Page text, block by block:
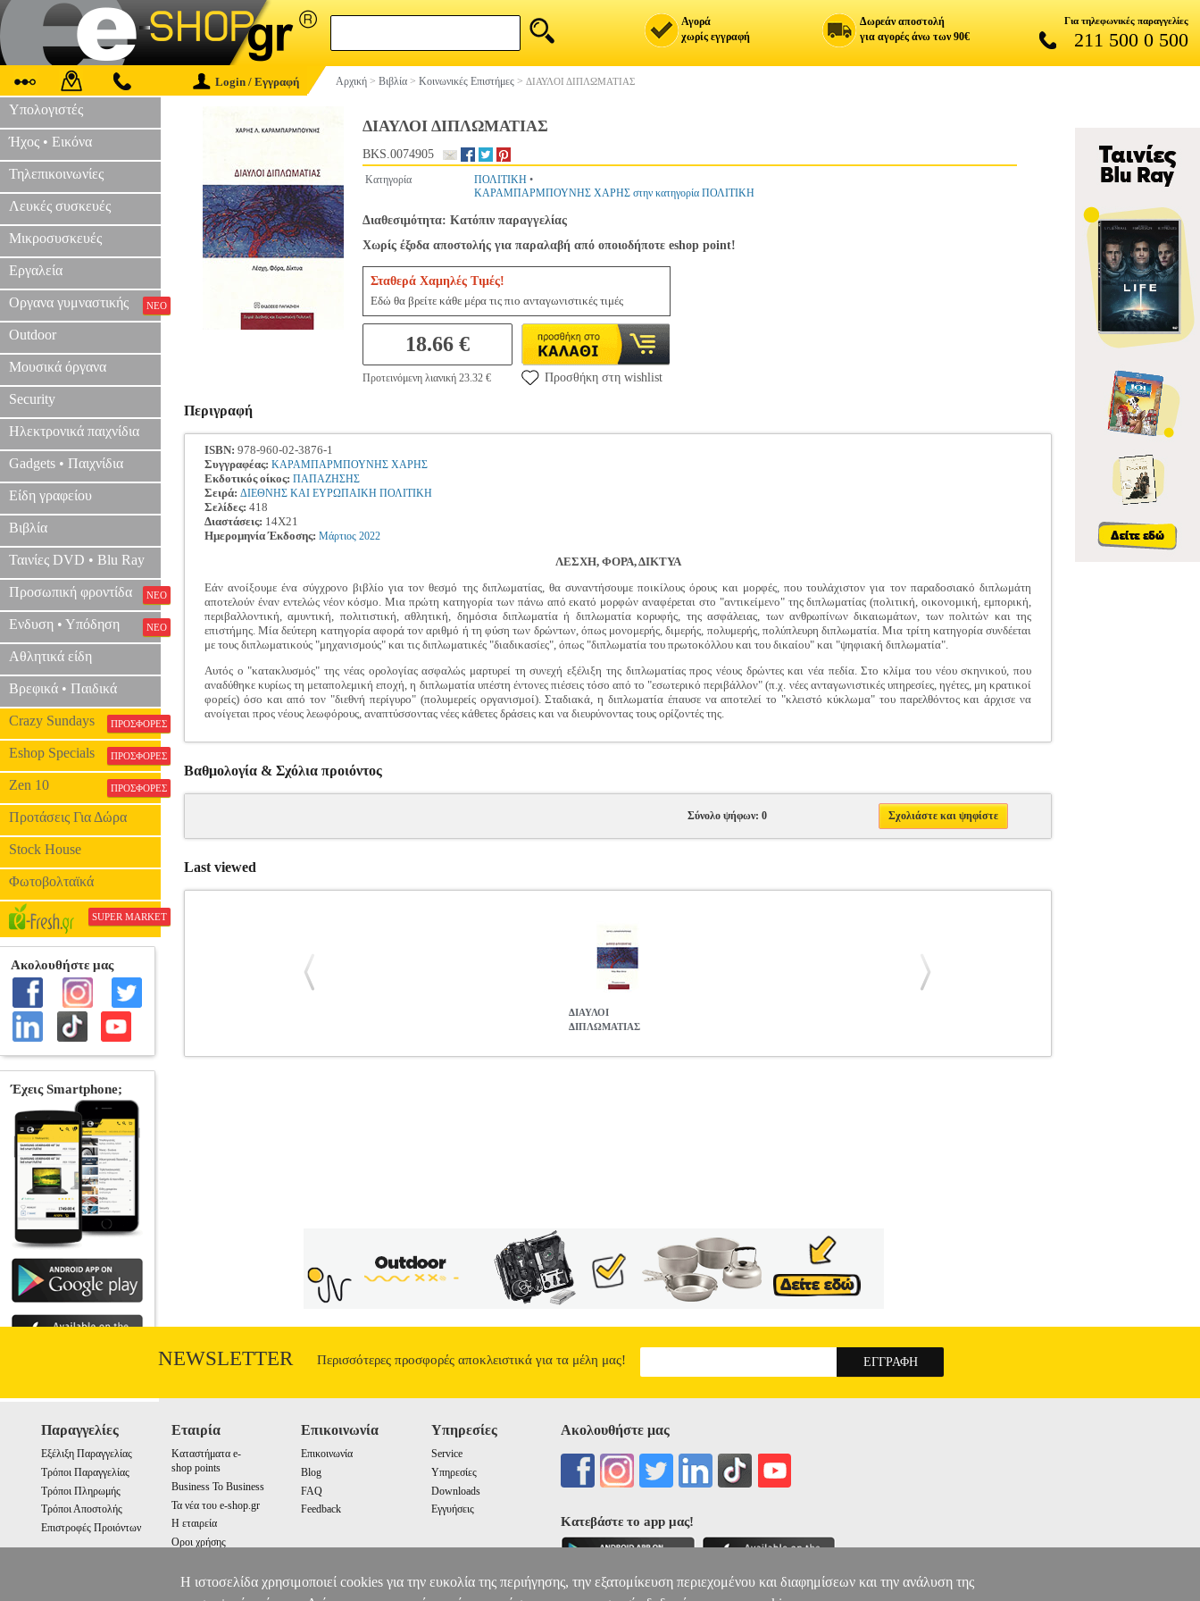
Αγορά
χωρίς εγγραφή
Δωρεάν αποστολή
για αγορές άνω των 90€
Για τηλεφωνικές παραγγελίες
211 500 0 500
Login / Εγγραφή Αρχική > Βιβλία > Κοινωνικές Επιστήμες > ΔΙΑΥΛΟΙ ΔΙΠΛΩΜΑΤΙΑΣ
Υπολογιστές
Ήχος • Εικόνα
Τηλεπικοινωνίες
Λευκές συσκευές
Μικροσυσκευές
Εργαλεία
Οργανα γυμναστικής ΝΕΟ
Outdoor
Μουσικά όργανα
Security
Ηλεκτρονικά παιχνίδια
Gadgets • Παιχνίδια
Είδη γραφείου
Βιβλία
Ταινίες DVD • Blu Ray
Προσωπική φροντίδα ΝΕΟ
Ενδυση • Υπόδηση ΝΕΟ
Αθλητικά είδη
Βρεφικά • Παιδικά
Crazy Sundays ΠΡΟΣΦΟΡΕΣ
Eshop Specials ΠΡΟΣΦΟΡΕΣ
Zen 10 ΠΡΟΣΦΟΡΕΣ
Προτάσεις Για Δώρα
Stock House
Φωτοβολταϊκά
SUPER MARKET
ΔΙΑΥΛΟΙ ΔΙΠΛΩΜΑΤΙΑΣ
BKS.0074905
Κατηγορία ΠΟΛΙΤΙΚΗ •
ΚΑΡΑΜΠΑΡΜΠΟΥΝΗΣ ΧΑΡΗΣ στην κατηγορία ΠΟΛΙΤΙΚΗ
Διαθεσιμότητα: Κατόπιν παραγγελίας
Χωρίς έξοδα αποστολής για παραλαβή από οποιοδήποτε eshop point!
Σταθερά Χαμηλές Τιμές!
Εδώ θα βρείτε κάθε μέρα τις πιο ανταγωνιστικές τιμές
18.66 €
Προτεινόμενη λιανική 23.32 € Προσθήκη στη wishlist
Περιγραφή
ISBN: 978-960-02-3876-1
Συγγραφέας: ΚΑΡΑΜΠΑΡΜΠΟΥΝΗΣ ΧΑΡΗΣ
Εκδοτικός οίκος: ΠΑΠΑΖΗΣΗΣ
Σειρά: ΔΙΕΘΝΗΣ ΚΑΙ ΕΥΡΩΠΑΙΚΗ ΠΟΛΙΤΙΚΗ
Σελίδες: 418
Διαστάσεις: 14Χ21
Ημερομηνία Έκδοσης: Μάρτιος 2022
ΛΕΣΧΗ, ΦΟΡΑ, ΔΙΚΤΥΑ
Εάν ανοίξουμε ένα σύγχρονο βιβλίο για τον θεσμό της διπλωματίας, θα συναντήσουμε ποικίλους όρους και μορφές, που τουλάχιστον για τον παραδοσιακό διπλωμάτη
αποτελούν έναν εντελώς νέον κόσμο. Μια πρώτη κατηγορία των πάνω από εκατό μορφών αναφέρεται στο "αντικείμενο" της διπλωματίας (πολιτική, οικονομική, εμπορική,
περιβαλλοντική, αμυντική, πολιτιστική, αθλητική, δημόσια διπλωματία ή διπλωματία κορυφής, της ασφάλειας, των ανθρωπίνων δικαιωμάτων, των πολιτών και της
επιστήμης. Μία δεύτερη κατηγορία αφορά τον αριθμό ή τη φύση των δρώντων, όπως μονομερής, διμερής, πολυμερής, πολύπλευρη διπλωματία. Μια τρίτη κατηγορία συνδέεται
με τους διπλωματικούς "μηχανισμούς" και τις διπλωματικές "διαδικασίες", όπως "διπλωματία του πρωτοκόλλου και του δικαίου" και "ψηφιακή διπλωματία".
Αυτός ο "κατακλυσμός" της νέας ορολογίας ασφαλώς μαρτυρεί τη συνεχή εξέλιξη της διπλωματίας προς νέους δρώντες και νέα πεδία. Στο κλίμα του νέου σκηνικού, που
αναδύθηκε κυρίως τη μεταπολεμική εποχή, η διπλωματία υπέστη έντονες πιέσεις τόσο από το "εσωτερικό περιβάλλον" (π.χ. νέες ανταγωνιστικές υπηρεσίες, ηγέτες, μη κρατικοί
φορείς) όσο και από τον "διεθνή περίγυρο" (πολυμερείς οργανισμοί). Σταδιακά, η διπλωματία έπαυσε να αποτελεί το "κλειστό κύκλωμα" του παρελθόντος και άρχισε να
ανοίγεται προς νέους λεωφόρους, αναπτύσσοντας νέες κάθετες δράσεις και να διευρύνοντας τους ορίζοντές της.
Βαθμολογία & Σχόλια προιόντος
Σύνολο ψήφων: 0 Σχολιάστε και ψηφίστε
Last viewed
ΔΙΑΥΛΟΙ
ΔΙΠΛΩΜΑΤΙΑΣ
"διεθνή περίγυρο" (πολυμερείς οργανισμοί). Σταδιακά, η διπλωματία έπαυσε να αποτελεί το "κλειστό κύκλωμα" του παρελθόντος και άρχισε να ανοίγεται προς
νέους λεωφόρους, αναπτύσσοντας νέες κάθετες δράσεις και να διευρύνοντας τους ορίζοντές της.ΔΙΑΥΛΟΙ ΔΙΠΛΩΜΑΤΙΑΣ
14.93
NEWSLETTER Περισσότερες προσφορές αποκλειστικά για τα μέλη μας!
Παραγγελίες
Εξέλιξη Παραγγελίας
Τρόποι Παραγγελίας
Τρόποι Πληρωμής
Τρόποι Αποστολής
Επιστροφές Προιόντων
Εταιρία
Καταστήματα e-
shop points
Business To Business
Τα νέα του e-shop.gr
Η εταιρεία
Οροι χρήσης
Επικοινωνία
Επικοινωνία
Blog
FAQ
Feedback
Υπηρεσίες
Service
Υπηρεσίες
Downloads
Εγγυήσεις
Ακολουθήστε μας
Κατεβάστε το app μας!
Η ιστοσελίδα χρησιμοποιεί cookies για την ευκολία της περιήγησης, την εξατομίκευση περιεχομένου και διαφημίσεων και την ανάλυση της